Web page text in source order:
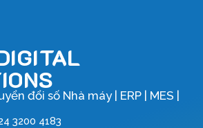
đổi số Nhà máy | ERP | MES |
3200 4183